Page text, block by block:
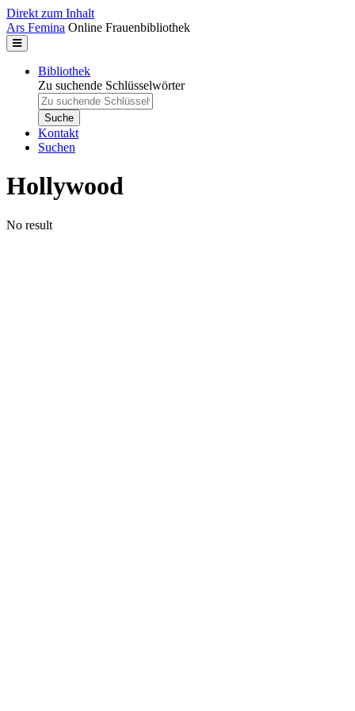
Direkt zum Inhalt
Ars Femina Online Frauenbibliothek
Bibliothek
Zu suchende Schlüsselwörter
Kontakt
Suchen
Hollywood
No result